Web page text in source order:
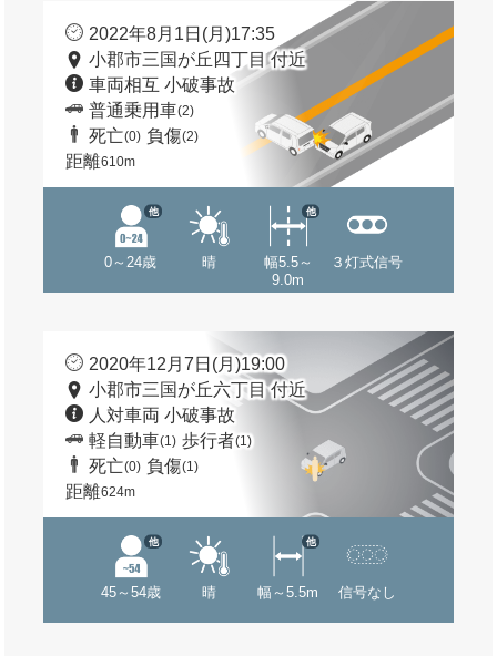
2022年8月1日(月)17:35
小郡市三国が丘四丁目 付近
車両相互 小破事故
普通乗用車(2)
死亡(0) 負傷(2)
距離610m
0～24歳
他
晴
幅5.5～
9.0m
他
３灯式信号
2020年12月7日(月)19:00
小郡市三国が丘六丁目 付近
人対車両 小破事故
軽自動車(1) 歩行者(1)
死亡(0) 負傷(1)
距離624m
45～54歳
他
晴 幅～5.5m
他
信号なし